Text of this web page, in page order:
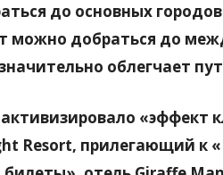
до основных
можно добраться до
облегчает
«эффект
Resort, прилегающий к